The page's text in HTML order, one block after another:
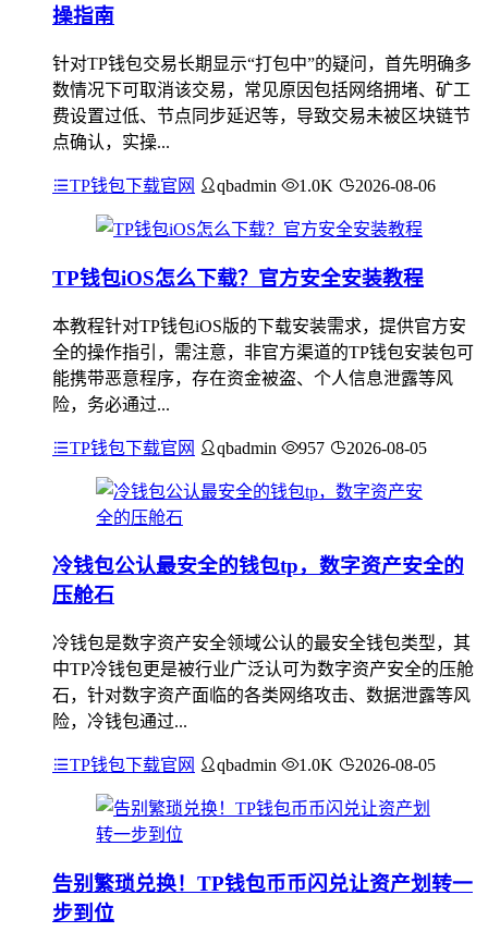
操指南
针对TP钱包交易长期显示“打包中”的疑问，首先明确多
数情况下可取消该交易，常见原因包括网络拥堵、矿工
费设置过低、节点同步延迟等，导致交易未被区块链节
点确认，实操...
TP钱包下载官网 qbadmin 1.0K 2026-08-06
TP钱包iOS怎么下载？官方安全安装教程
本教程针对TP钱包iOS版的下载安装需求，提供官方安
全的操作指引，需注意，非官方渠道的TP钱包安装包可
能携带恶意程序，存在资金被盗、个人信息泄露等风
险，务必通过...
TP钱包下载官网 qbadmin 957 2026-08-05
冷钱包公认最安全的钱包tp，数字资产安全的
压舱石
冷钱包是数字资产安全领域公认的最安全钱包类型，其
中TP冷钱包更是被行业广泛认可为数字资产安全的压舱
石，针对数字资产面临的各类网络攻击、数据泄露等风
险，冷钱包通过...
TP钱包下载官网 qbadmin 1.0K 2026-08-05
告别繁琐兑换！TP钱包币币闪兑让资产划转一
步到位